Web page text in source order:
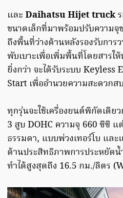
และ Daihatsu Hijet truckร
ขนาดเล็กที่มาพร้อมปรับความจุ
ถึงพื้นที่ว่างด้านหลังรองรับการ
พับเบาะเพื่อเพิ่มพื้นที่โดยสาร
ยิ่งกว่า จะได้รับระบบ Keyless
Start เพื่ออำนวยความสะดวกส
ทุกรุ่นจะใช้เครื่องยนต์พิกัดเดีย
3 สูบ DOHC ความจุ 660 ซีซี แ
ธรรมดา, แบบพ่วงเทอร์โบ แล
ด้านประสิทธิภาพการประหยัดน้
ทำได้สูงสุดถึง 16.5 กม./ลิตร